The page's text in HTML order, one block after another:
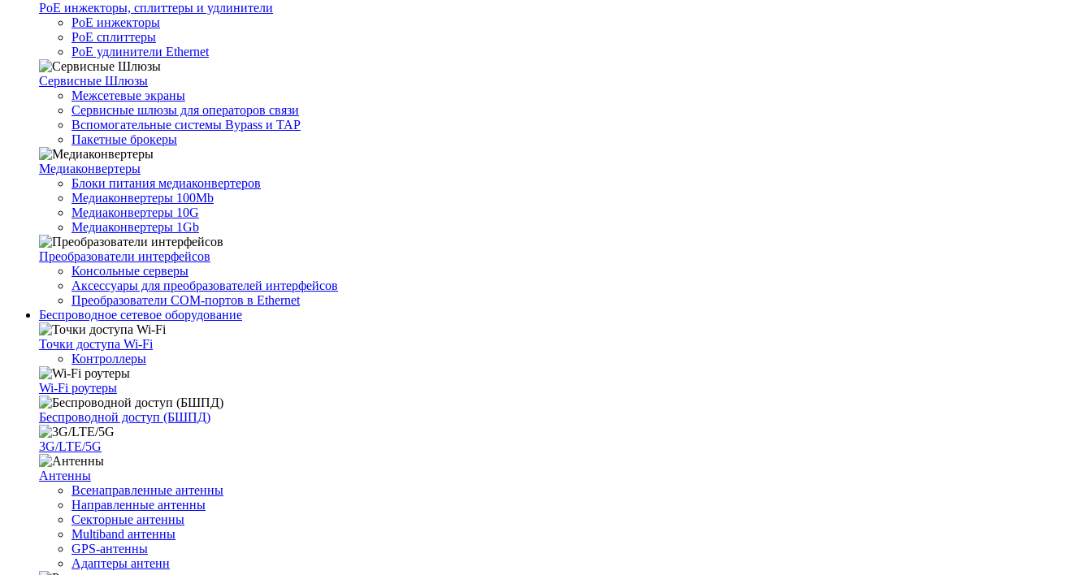
PoE инжекторы, сплиттеры и удлинители
PoE инжекторы
PoE сплиттеры
PoE удлинители Ethernet
Сервисные Шлюзы
Межсетевые экраны
Сервисные шлюзы для операторов связи
Вспомогательные системы Bypass и TAP
Пакетные брокеры
Медиаконвертеры
Блоки питания медиаконвертеров
Медиаконвертеры 100Mb
Медиаконвертеры 10G
Медиаконвертеры 1Gb
Преобразователи интерфейсов
Консольные серверы
Аксессуары для преобразователей интерфейсов
Преобразователи COM-портов в Ethernet
Беспроводное сетевое оборудование
Точки доступа Wi-Fi
Контроллеры
Wi-Fi роутеры
Беспроводной доступ (БШПД)
3G/LTE/5G
Антенны
Всенаправленные антенны
Направленные антенны
Секторные антенны
Multiband антенны
GPS-антенны
Адаптеры антенн